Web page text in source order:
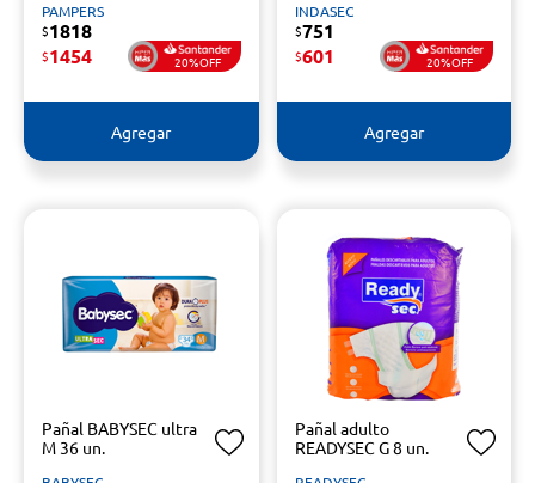
PAMPERS
$1818
$1454 20%OFF
Agregar
INDASEC
$751
$601 20%OFF
Agregar
Pañal BABYSEC ultra
M 36 un.
Pañal adulto
READYSEC G 8 un.